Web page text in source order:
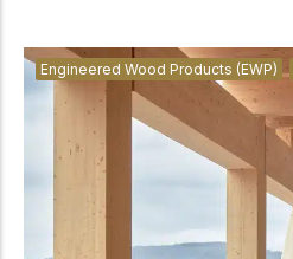
Engineered Wood Products (EWP)